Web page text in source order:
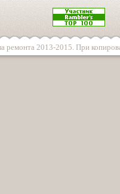
2013-2015. При